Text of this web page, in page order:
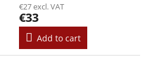
€27 excl. VAT
€33
Add to cart